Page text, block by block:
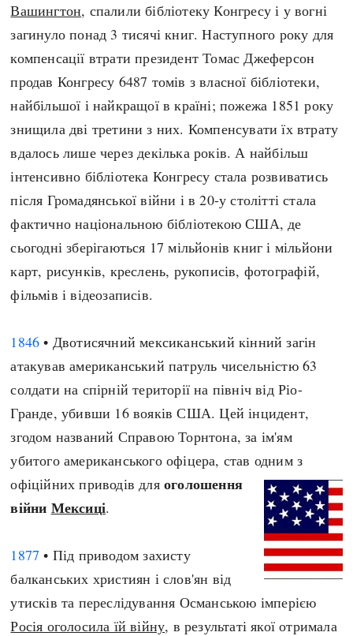
Вашингтон, спалили бібліотеку Конгресу і у вогні
загинуло понад 3 тисячі книг. Наступного року для
компенсації втрати президент Томас Джеферсон
продав Конгресу 6487 томів з власної бібліотеки,
найбільшої і найкращої в країні; пожежа 1851 року
знищила дві третини з них. Компенсувати їх втрату
вдалось лише через декілька років. А найбільш
інтенсивно бібліотека Конгресу стала розвиватись
після Громадянської війни і в 20-у столітті стала
фактично національною бібліотекою США, де
сьогодні зберігаються 17 мільйонів книг і мільйони
карт, рисунків, креслень, рукописів, фотографій,
фільмів і відеозаписів.
1846 • Двотисячний мексиканський кінний загін
атакував американський патруль чисельністю 63
солдати на спірній території на північ від Ріо-
Гранде, убивши 16 вояків США. Цей інцидент,
згодом названий Справою Торнтона, за ім'ям
убитого американського офіцера, став одним з
офіційних приводів дляоголошення
війни Мексиці.
1877 • Під приводом захисту
балканських християн і слов'ян від
утисків та переслідування Османською імперією
Росія оголосила їй війну, в результаті якої отримала